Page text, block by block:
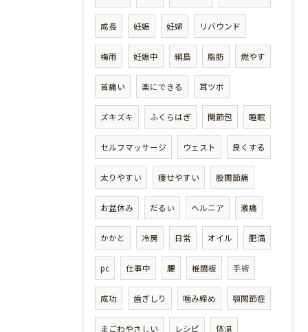
成長 妊娠 妊婦 リバウンド
梅雨 妊娠中 綱島 脂肪 燃やす
首痛い 楽にできる 耳ツボ
ズキズキ ふくらはぎ 関節包 睡眠
セルフマッサージ ウェスト 良くする
太りやすい 痩せやすい 股関節痛
お盆休み だるい ヘルニア 激痛
かかと 冷房 日常 オイル 肥満
pc 仕事中 腰 椎間板 手術
成功 歯ぎしり 噛み締め 顎関節症
まごわやさしい レシピ 体温